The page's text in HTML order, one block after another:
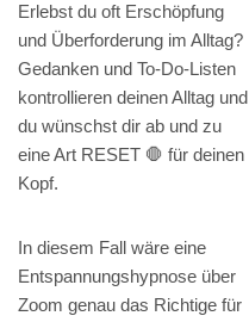
Erlebst du oft Erschöpfung
und Überforderung im Alltag?
Gedanken und To-Do-Listen
kontrollieren deinen Alltag und
du wünschst dir ab und zu
eine Art RESET 🛑 für deinen
Kopf.
In diesem Fall wäre eine
Entspannungshypnose über
Zoom genau das Richtige für